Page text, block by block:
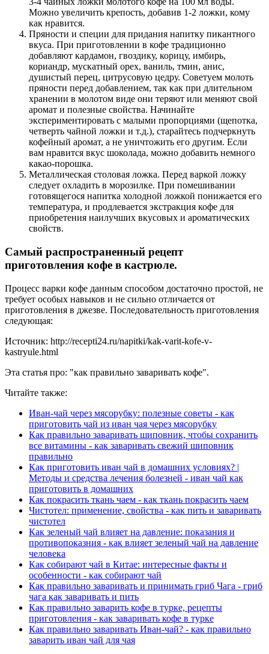
Можно увеличить крепость, добавив 1-2 ложки, кому
как нравится.
Пряности и специи для придания напитку пикантного
вкуса. При приготовлении в кофе традиционно
добавляют кардамон, гвоздику, корицу, имбирь,
кориандр, мускатный орех, ваниль, тмин, анис,
душистый перец, цитрусовую цедру. Советуем молоть
пряности перед добавлением, так как при длительном
хранении в молотом виде они теряют или меняют свой
аромат и полезные свойства. Начинайте
экспериментировать с малыми пропорциями (щепотка,
четверть чайной ложки и т.д.), старайтесь подчеркнуть
кофейный аромат, а не уничтожить его другим. Если
вам нравится вкус шоколада, можно добавить немного
какао-порошка.
Металлическая столовая ложка. Перед варкой ложку
следует охладить в морозилке. При помешивании
готовящегося напитка холодной ложкой понижается его
температура, и продлевается экстракция кофе для
приобретения наилучших вкусовых и ароматических
свойств.
Самый распространенный рецепт
приготовления кофе в кастрюле.
Процесс варки кофе данным способом достаточно простой, не
требует особых навыков и не сильно отличается от
приготовления в джезве. Последовательность приготовления
следующая:
Источник: http://recepti24.ru/napitki/kak-varit-kofe-v-
kastryule.html
Эта статья про: "как правильно заваривать кофе".
Читайте также:
Иван-чай через мясорубку: полезные советы - как
приготовить чай из иван чая через мясорубку
Как правильно заваривать шиповник, чтобы сохранить
все витамины - как заваривать свежий шиповник
правильно
Как приготовить иван чай в домашних условиях? |
Методы и средства лечения болезней - иван чай как
приготовить в домашних
Как покрасить ткань чаем - как ткань покрасить чаем
Чистотел: применение, свойства - как пить и заваривать
чистотел
Как зеленый чай влияет на давление: показания и
противопоказния - как влияет зеленый чай на давление
человека
Как собирают чай в Китае: интересные факты и
особенности - как собирают чай
Как правильно заваривать и принимать гриб Чага - гриб
чага как заваривать и пить
Как правильно заварить кофе в турке, рецепты
приготовления - как заваривать кофе в турке
Как правильно заваривать Иван-чай? - как правильно
заварить иван чай для чая